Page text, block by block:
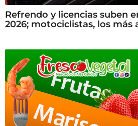
Refrendo y licencias suben
2026; motociclistas, los más